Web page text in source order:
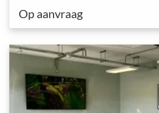
Op aanvraag